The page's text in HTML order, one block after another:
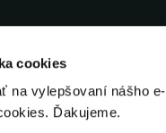
cookies
na vylepšovaní nášho
Ďakujeme.